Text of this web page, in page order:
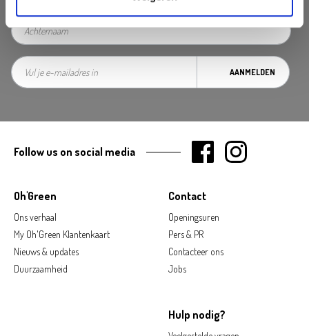
AANMELDEN
Oh'Green
Ons verhaal
My Oh'Green Klantenkaart
Nieuws & updates
Duurzaamheid
Contact
Openingsuren
Pers & PR
Contacteer ons
Jobs
Hulp nodig?
Follow us on social media